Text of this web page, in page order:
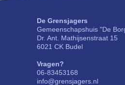
De Grensjagers
Gemeenschapshuis "De
Dr. Ant. Mathijsenstraat 15
6021 CK Budel
Vragen?
06-83453168
info@grensjagers.nl